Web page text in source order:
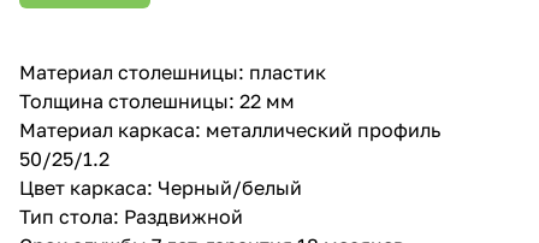
Материал столешницы: пластик
Толщина столешницы: 22 мм
Материал каркаса: металлический профиль
50/25/1.2
Цвет каркаса: Черный/белый
Тип стола: Раздвижной